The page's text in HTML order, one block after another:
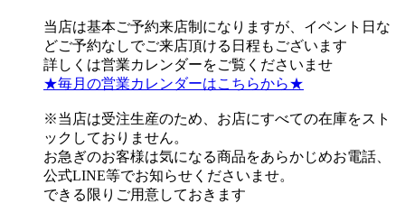
当店は基本ご予約来店制になりますが、イベント日な
どご予約なしでご来店頂ける日程もございます
詳しくは営業カレンダーをご覧くださいませ
★毎月の営業カレンダーはこちらから★
※当店は受注生産のため、お店にすべての在庫をスト
ックしておりません。
お急ぎのお客様は気になる商品をあらかじめお電話、
公式LINE等でお知らせくださいませ。
できる限りご用意しておきます